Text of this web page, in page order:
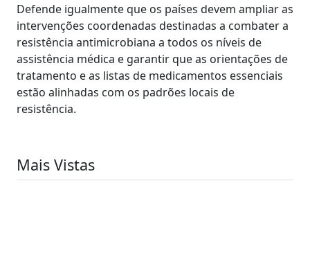
Defende igualmente que os países devem ampliar as
intervenções coordenadas destinadas a combater a
resistência antimicrobiana a todos os níveis de
assistência médica e garantir que as orientações de
tratamento e as listas de medicamentos essenciais
estão alinhadas com os padrões locais de
resistência.
Mais Vistas